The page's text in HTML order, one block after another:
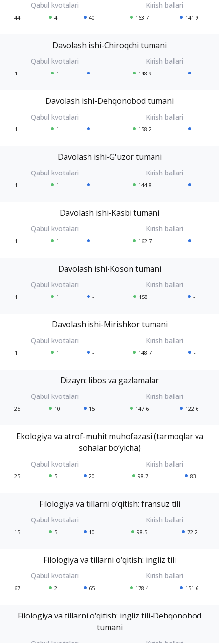
44 4 40 163.7 141.9
Davolash ishi-Chiroqchi tumani
1 1 - 148.9 -
Davolash ishi-Dehqonobod tumani
1 1 - 158.2 -
Davolash ishi-G'uzor tumani
1 1 - 144.8 -
Davolash ishi-Kasbi tumani
1 1 - 162.7 -
Davolash ishi-Koson tumani
1 1 - 158 -
Davolash ishi-Mirishkor tumani
1 1 - 148.7 -
Dizayn: libos va gazlamalar
25 10 15 147.6 122.6
Ekologiya va atrof-muhit muhofazasi (tarmoqlar va
sohalar bo‘yicha)
25 5 20 98.7 83
Filologiya va tillarni o‘qitish: fransuz tili
15 5 10 98.5 72.2
Filologiya va tillarni o‘qitish: ingliz tili
67 2 65 178.4 151.6
Filologiya va tillarni o‘qitish: ingliz tili-Dehqonobod
tumani